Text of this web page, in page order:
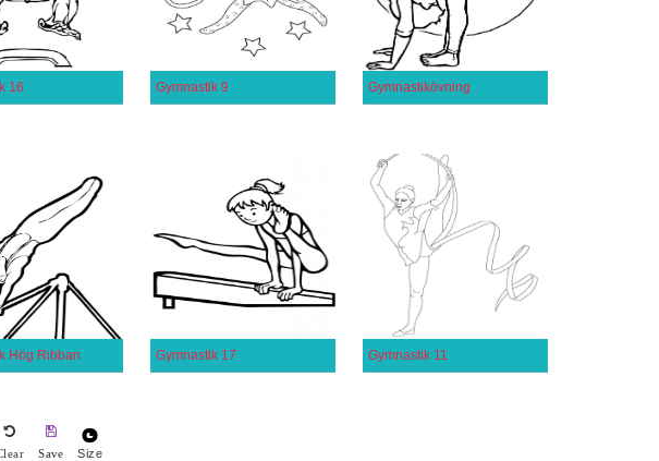
16 Gymnastik 9 Gymnastikövning
Hög Ribban Gymnastik 17 Gymnastik 11
Save Size